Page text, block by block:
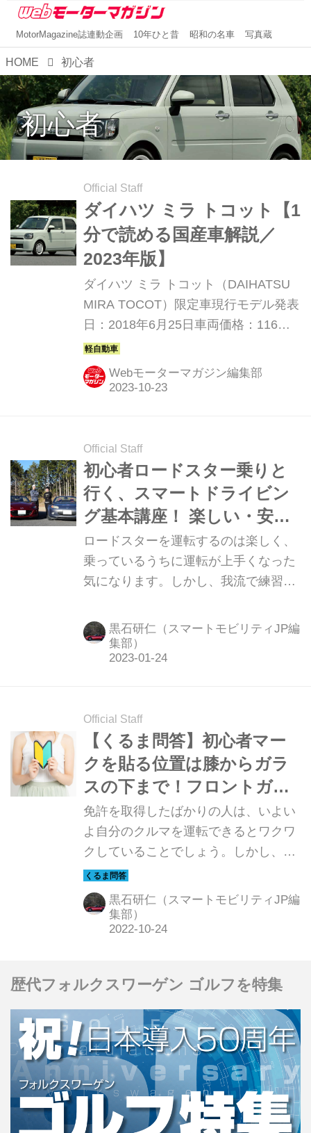
MotorMagazine誌連動企画 10年ひと昔 昭和の名車 写真蔵
HOME 初心者
初心者
Official Staff
ダイハツ ミラ トコット【1
分で読める国産車解説／
2023年版】
ダイハツ ミラ トコット（DAIHATSU
MIRA TOCOT）限定車現行モデル発表
日：2018年6月25日車両価格：116万
2700円〜138万6000円
Webモーターマガジン編集部
Official Staff
初心者ロードスター乗りと
行く、スマートドライビン
グ基本講座！ 楽しい・安
全・スマートな運転のコツ
とは
ロードスターを運転するのは楽しく、
乗っているうちに運転が上手くなった
気になります。しかし、我流で練習す
いつか大変なことになるかも・・・。
新卒新米ロードスター乗りの筆者が、
レーシングドライバーの眞田拓海先生
うぞ。
黒石研仁（スマートモビリティJP編
集部）
Official Staff
【くるま問答】初心者マー
クを貼る位置は膝からガラ
スの下まで！フロントガラ
スに貼るのは禁止
免許を取得したばかりの人は、いよい
よ自分のクルマを運転できるとワクワ
クしていることでしょう。しかし、免
許を取って1年間は「初心者マークを
つける義務」と、「交通違反のペナル
ティが重い」ということをお忘れな
黒石研仁（スマートモビリティJP編
集部）
歴代フォルクスワーゲン ゴルフを特集